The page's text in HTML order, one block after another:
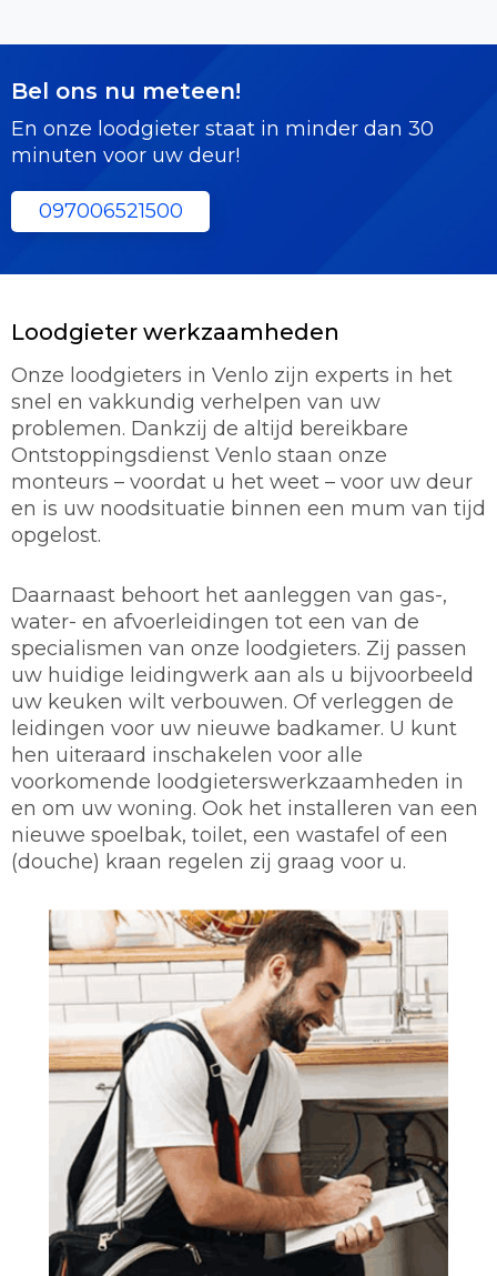
Bel ons nu meteen!
En onze loodgieter staat in minder dan 30
minuten voor uw deur!
097006521500
Loodgieter werkzaamheden
Onze loodgieters in Venlo zijn experts in het
snel en vakkundig verhelpen van uw
problemen. Dankzij de altijd bereikbare
Ontstoppingsdienst Venlo staan onze
monteurs – voordat u het weet – voor uw deur
en is uw noodsituatie binnen een mum van tijd
opgelost.
Daarnaast behoort het aanleggen van gas-,
water- en afvoerleidingen tot een van de
specialismen van onze loodgieters. Zij passen
uw huidige leidingwerk aan als u bijvoorbeeld
uw keuken wilt verbouwen. Of verleggen de
leidingen voor uw nieuwe badkamer. U kunt
hen uiteraard inschakelen voor alle
voorkomende loodgieterswerkzaamheden in
en om uw woning. Ook het installeren van een
nieuwe spoelbak, toilet, een wastafel of een
(douche) kraan regelen zij graag voor u.